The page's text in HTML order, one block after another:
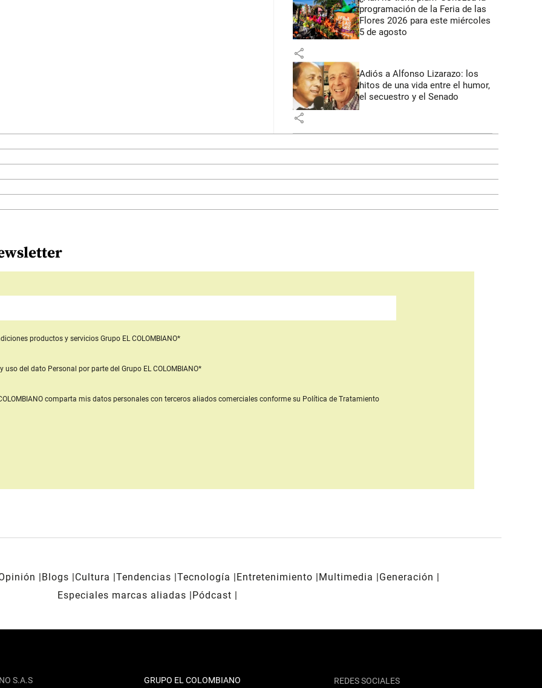
programación de la Feria de las
Flores 2026 para este miércoles
5 de agosto
share
Adiós a Alfonso Lizarazo: los
hitos de una vida entre el humor,
el secuestro y el Senado
share
productos y servicios Grupo EL COLOMBIANO*
uso del dato Personal por parte del Grupo EL COLOMBIANO*
comparta mis datos personales con terceros aliados comercialesconforme su Política de Tratamiento
Blogs Cultura Tendencias Tecnología Entretenimiento Multimedia
Generación
Especiales marcas aliadas
Pódcast
S.A.S
GRUPO EL COLOMBIANO REDES SOCIALES